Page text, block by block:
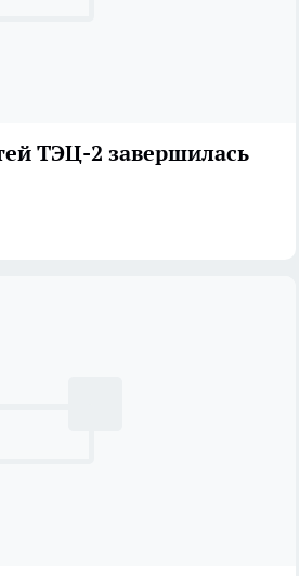
ТЭЦ-2 завершилась